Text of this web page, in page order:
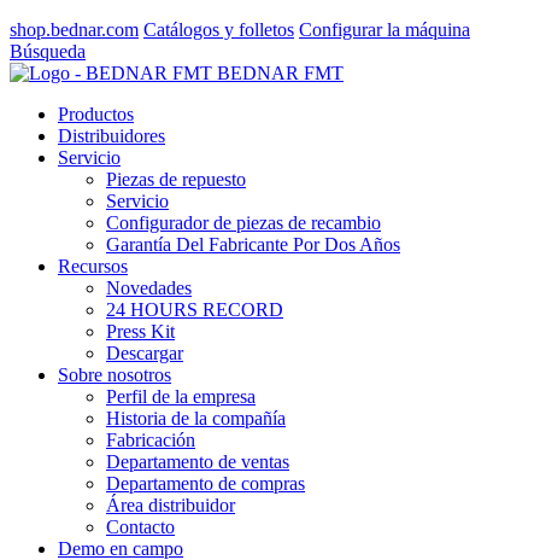
shop.bednar.com Catálogos y folletos Configurar la máquina
Búsqueda
BEDNAR FMT
Productos
Distribuidores
Servicio
Piezas de repuesto
Servicio
Configurador de piezas de recambio
Garantía Del Fabricante Por Dos Años
Recursos
Novedades
24 HOURS RECORD
Press Kit
Descargar
Sobre nosotros
Perfil de la empresa
Historia de la compañía
Fabricación
Departamento de ventas
Departamento de compras
Área distribuidor
Contacto
Demo en campo